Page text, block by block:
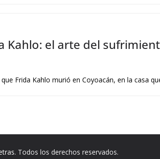
Kahlo: el arte del
Frida Kahlo murió en Coyoacán, en la casa
. Todos los derechos reservados.